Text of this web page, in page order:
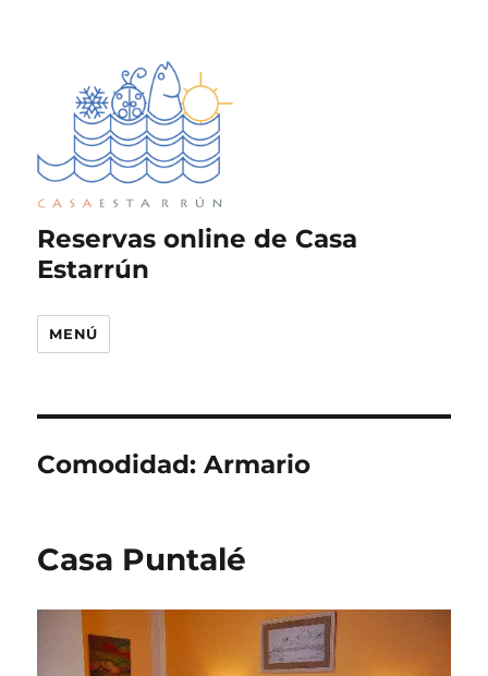
Reservas online de Casa
Estarrún
MENÚ
Comodidad:Armario
Casa Puntalé